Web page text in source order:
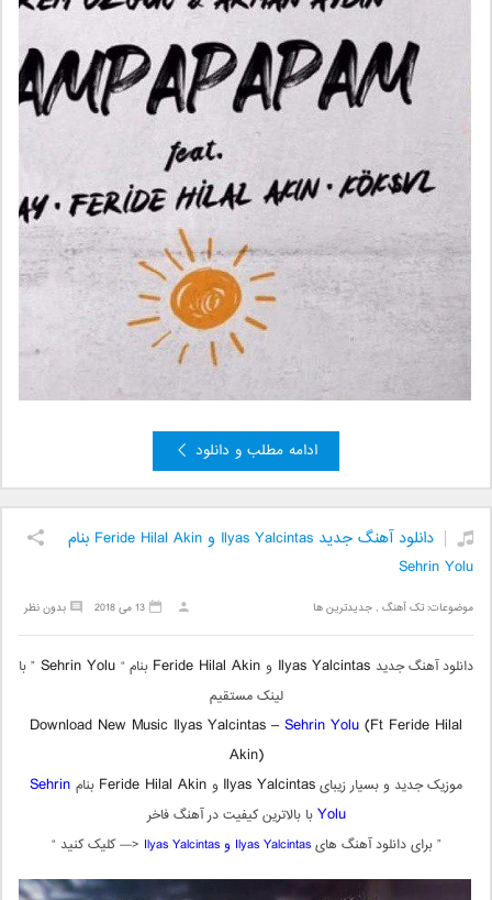
ادامه مطلب و دانلود
دانلود آهنگ جدید Ilyas Yalcintas و Feride Hilal Akin بنام
Sehrin Yolu
موضوعات:تک آهنگ ,جدیدترین ها بدون نظر 13 می 2018
دانلود آهنگ جدید و بنام “
” با
لینک مستقیم
Download New Music Ilyas Yalcintas –Sehrin Yolu (Ft Feride Hilal
Akin)
موزیک جدید و بسیار زیبایIlyas Yalcintas و بنام Sehrin
Yoluبا بالاترین کیفیت در آهنگ فاخر
” برای دانلود آهنگ هایIlyas Yalcintas و Ilyas Yalcintas <— کلیک کنید “